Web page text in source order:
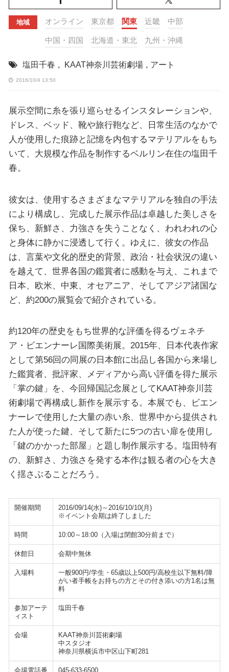
地域 オンライン 東京都 関東 近畿 中部
中国・四国 北海道・東北 九州・沖縄
塩田千春 , KAAT神奈川芸術劇場 , アート
2016/10/4 13:50
展示空間に糸を張り巡らせるインスタレーションや、
ドレス、ベッド、靴や旅行鞄など、日常生活のなかで
人が使用した痕跡と記憶を内包するマテリアルをもち
いて、大規模な作品を制作するベルリン在住の塩田千
春。
彼女は、使用するさまざまなマテリアルを独自の手法
により構成し、完成した展示作品は卓越した美しさを
保ち、新鮮さ、力強さを失うことなく、われわれの心
と身体に静かに浸透して行く。ゆえに、彼女の作品
は、言葉や文化的歴史的背景、政治・社会状況の違い
を越えて、世界各国の鑑賞者に感動を与え、これまで
日本、欧米、中東、オセアニア、そしてアジア諸国な
ど、約200の展覧会で紹介されている。
約120年の歴史をもち世界的な評価を得るヴェネチ
ア・ビエンナーレ国際美術展。2015年、日本代表作家
として第56回の同展の日本館に出品し各国から来場し
た鑑賞者、批評家、メディアから高い評価を得た展示
「掌の鍵」を、今回帰国記念展としてKAAT神奈川芸
術劇場で再構成し新作を展示する。本展でも、ビエン
ナーレで使用した大量の赤い糸、世界中から提供され
た人が使った鍵、そして新たに5つの古い扉を使用し
「鍵のかかった部屋」と題し制作展示する。塩田特有
の、新鮮さ、力強さを発する本作は観る者の心を大き
く揺さぶることだろう。
開催期間
2016/09/14(水)～2016/10/10(月)
※イベント会期は終了しました
時間 10:00～18:00（入場は閉館30分前まで）
休館日 会期中無休
入場料
一般900円/学生・65歳以上500円/高校生以下無料/障
がい者手帳をお持ちの方とその付き添いの方1名は無
料
参加アーテ
ィスト
塩田千春
会場
KAAT神奈川芸術劇場
中スタジオ
神奈川県横浜市中区山下町281
会場電話番
045-633-6500